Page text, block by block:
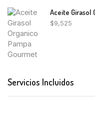
Aceite Girasol
$9,525
Servicios Incluidos